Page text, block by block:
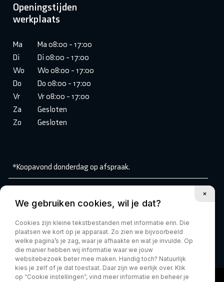
Openingstijden
werkplaats
Ma
Ma 08:00 - 17:00
Di
Di 08:00 - 17:00
Wo
Wo 08:00 - 17:00
Do
Do 08:00 - 17:00
Vr
Vr 08:00 - 17:00
Za
Gesloten
Zo
Gesloten
*Koopavond donderdag op afspraak.
Volg ons:
We gebruiken cookies, wil je dat?
Cookies zijn kleine tekstbestanden met informatie erin. Die
plaatsen we kort op je apparaat. Zo zien we bijvoorbeeld
welke pagina’s je zag, waar je afhaakte en wat je invulde. Op
die manier hebben wij informatie waar we jouw
websitebezoek beter mee maken. Handig toch? Natuurlijk
kies je zelf of je dat toestaat. Daar zijn we eerlijk over. Klik
op “Cookie instellingen”, vind meer informatie en beheer je